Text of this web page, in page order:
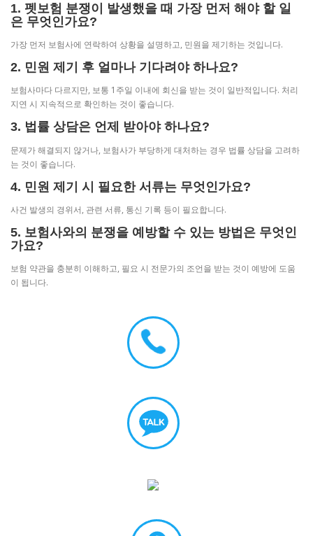
1. 펫보험 분쟁이 발생했을 때 가장 먼저 해야 할 일
은 무엇인가요?
가장 먼저 보험사에 연락하여 상황을 설명하고, 민원을 제기하는 것입니다.
2. 민원 제기 후 얼마나 기다려야 하나요?
보험사마다 다르지만, 보통 1주일 이내에 회신을 받는 것이 일반적입니다. 처리
지연 시 지속적으로 확인하는 것이 좋습니다.
3. 법률 상담은 언제 받아야 하나요?
문제가 해결되지 않거나, 보험사가 부당하게 대처하는 경우 법률 상담을 고려하
는 것이 좋습니다.
4. 민원 제기 시 필요한 서류는 무엇인가요?
사건 발생의 경위서, 관련 서류, 통신 기록 등이 필요합니다.
5. 보험사와의 분쟁을 예방할 수 있는 방법은 무엇인
가요?
보험 약관을 충분히 이해하고, 필요 시 전문가의 조언을 받는 것이 예방에 도움
이 됩니다.